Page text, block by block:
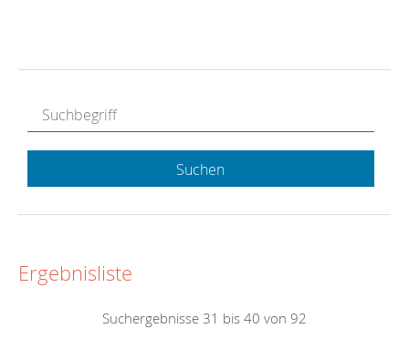
Suchen
Ergebnisliste
Suchergebnisse 31 bis 40 von 92